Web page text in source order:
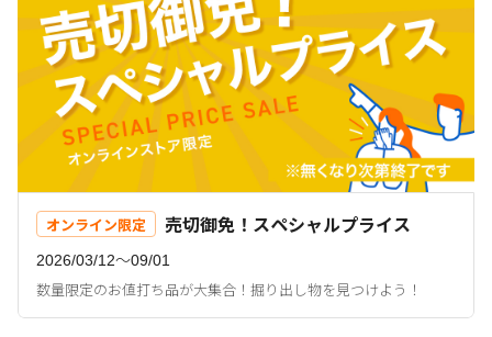
オンライン限定 売切御免！スペシャルプライス
2026/03/12〜09/01
数量限定のお値打ち品が大集合！掘り出し物を見つけよう！